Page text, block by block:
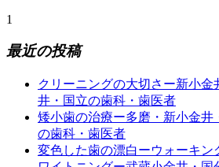
1
最近の投稿
クリーニングの大切さー新小金
井・国立の歯科・歯医者
矮小歯の治療ー多磨・新小金井
の歯科・歯医者
変色した歯の漂白ーウォーキン